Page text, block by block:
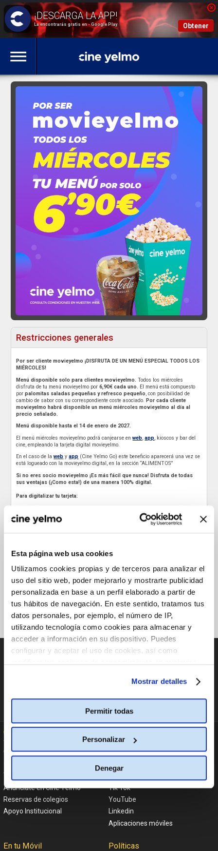
La encontrarás gratis en - Google Play Obtener
Esta página web usa cookies
Utilizamos cookies propias y de terceros para analizar el
uso del sitio web, poder mejorarlo y mostrarte publicidad
personalizada en base a un perfil elaborado a partir de
tus hábitos de navegación. En este sentido, tratamos tus
datos personales, por ejemplo, el número de IP,
utilizando tecnología como cookies para almacenar y
acceder a información en su dispositivo. Puedes
configurar y aceptar el uso de cookies, así como
Mostrar detalles
Permitir todas
Personalizar
Denegar
Restricciones generales
Por ser cliente movieyelmo ¡DISFRUTA DE UN MENÚ ESPECIAL TODOS LOS
MIÉRCOLES!
Menú disponible solo para clientes movieyelmo.Todos los miércoles
disfruta de tu menú movieyelmo por6,90€ cada uno. El menú está compuesto
porpalomitas saladas pequeñas y refresco pequeño, con posibilidad de
cambio de sabor con su correspondiente coste asociado.Por cada cliente
movieyelmo habrá disponible un menú miércoles movieyelmo al día al
precio señalado.
Menú disponible hasta el 14 de enero de 2027.
El menú miércoles movieyelmo podrá canjearse enweb,app, kioscos y bar del
cine, empleando la tarjeta digital movieyelmo.
En el caso de laweb yapp (Cine Yelmo Go) este beneficio aparecerá una vez se
está logueado con la movieyelmo digital, en la sección “ALIMENTOS”
Si no eres socio movieyelmo ¡Es más fácil que nunca! Disfruta de todas
sus ventajas (¡Como esta!) de una manera 100% digital.
Para digitalizar tu tarjeta:
¡Aprovecha esta nueva era! ¡Es totalmente gratis! Hazte
socioAQUÍy pulsa el botón “
” para formar parte de
movieyelmo donde podrás acumular puntos, tener
precios exclusivos solo
para socios, tener un menú exclusivo los miércoles (¡este!), obtener
Si ya eres cliente movieyelmo,digitaliza tu tarjeta pulsando
dándole al botón “INICIA SESIÓN” para iniciar el proceso de digitalización.
primera vez en nuestro club movieyelmo. Una vez finalices el proceso, se te
asignará un nuevo número de tarjeta movieyelmo que comenzará por
1606. Esta será la tarjeta que a partir de ahora deberás emplear para
beneficiarte de todos los beneficios del club.
REGRESAR A LAS PROMOCIONES
CATÁLOGO DE PELÍCULAS
Cine Yelmo
Garantía Cine Yelmo
Trabaja con nosotros
Anúnciate en Cine Yelmo
Reservas de colegios
Apoyo Institucional
Facebook
Tik Tok
YouTube
Linkedin
Aplicaciones móviles
En tu Móvil Políticas